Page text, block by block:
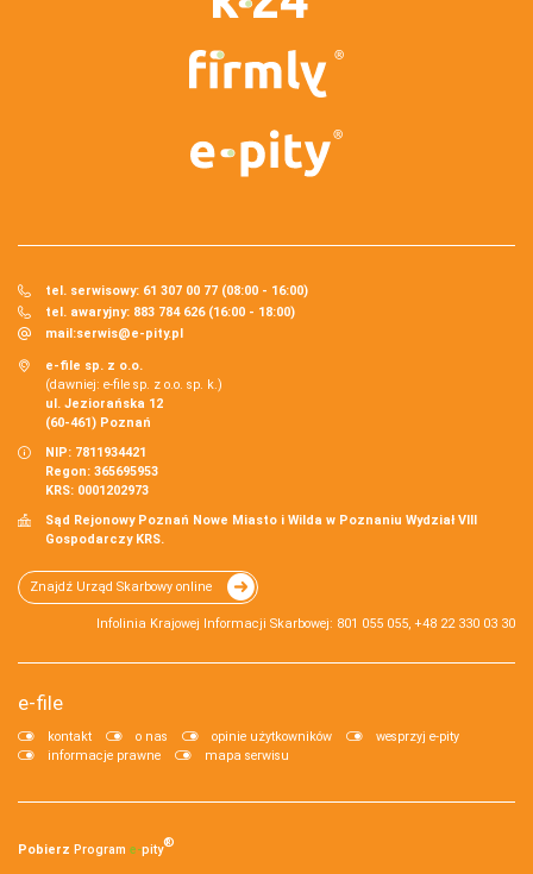
tel. serwisowy: 61 307 00 77 (08:00 - 16:00)
tel. awaryjny: 883 784 626 (16:00 - 18:00)
mail:serwis@e-pity.pl
e-file sp. z o.o.
(dawniej: e-file sp. z o.o. sp. k.)
ul. Jeziorańska 12
(60-461) Poznań
NIP: 7811934421
Regon: 365695953
KRS: 0001202973
Sąd Rejonowy Poznań Nowe Miasto i Wilda w Poznaniu Wydział VIII
Gospodarczy KRS.
Znajdź Urząd Skarbowy online
Infolinia Krajowej Informacji Skarbowej: 801 055 055, +48 22 330 03 30
e-file
kontakt o nas opinie użytkowników
wesprzyj e-pity
informacje prawne
mapa serwisu
Pobierz Program e‑pity®